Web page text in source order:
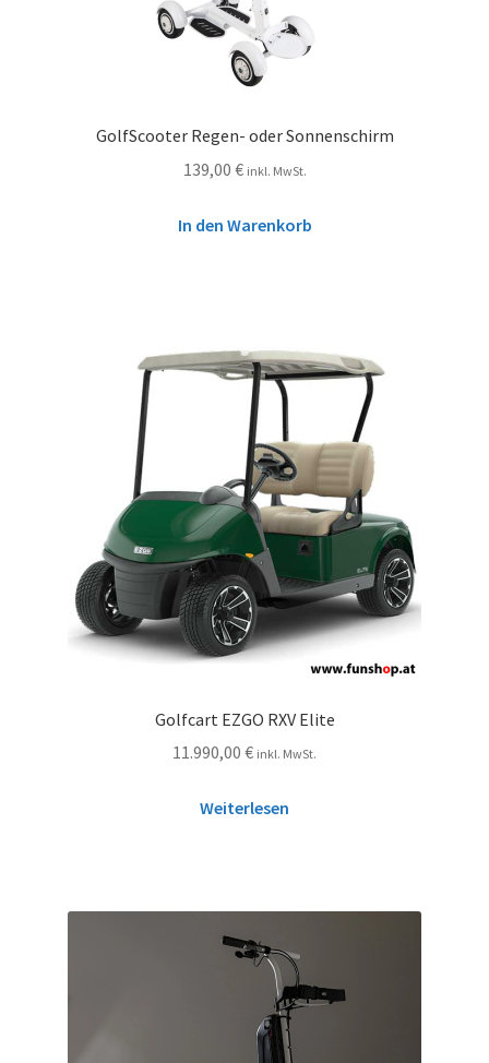
GolfScooter Regen- oder Sonnenschirm
139,00 € inkl. MwSt.
In den Warenkorb
Golfcart EZGO RXV Elite
11.990,00 € inkl. MwSt.
Weiterlesen